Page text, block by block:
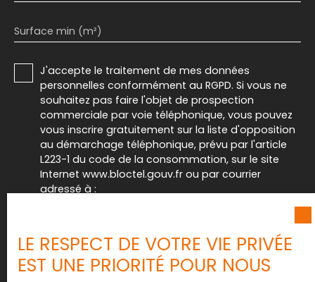
Surface min (m²)
J'accepte le traitement de mes données
personnelles conformément au RGPD. Si vous ne
souhaitez pas faire l'objet de prospection
commerciale par voie téléphonique, vous pouvez
vous inscrire gratuitement sur la liste d'opposition
au démarchage téléphonique, prévu par l'article
L223-1 du code de la consommation, sur le site
Internet www.bloctel.gouv.fr ou par courrier
adressé à :
Pour en savoir plus sur le traitement de vos
LE RESPECT DE VOTRE VIE PRIVÉE
EST UNE PRIORITÉ POUR NOUS